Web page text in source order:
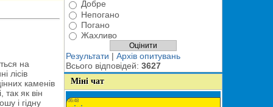
на
лісів
каменів
як він
і гідну
Добре
Непогано
Погано
Жахливо
Результати | Архів опитувань
Всього відповідей: 3627
Міні чат